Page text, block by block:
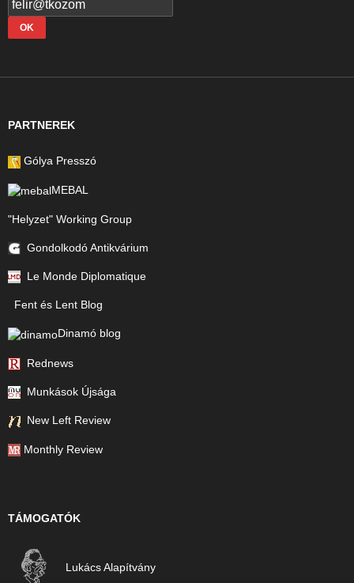
PARTNEREK
Gólya Presszó
MEBAL
"Helyzet" Working Group
Gondolkodó Antikvárium
Le Monde Diplomatique
Fent és Lent Blog
Dinamó blog
Rednews
Munkások Újsága
New Left Review
Monthly Review
TÁMOGATÓK
Lukács Alapítvány